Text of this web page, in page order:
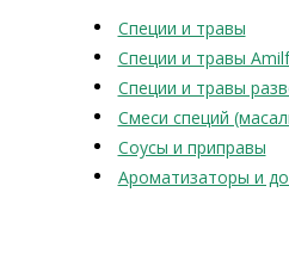
Специи и травы
Специи и травы
Специи и травы
Смеси специй
Соусы и приправы
Ароматизаторы и